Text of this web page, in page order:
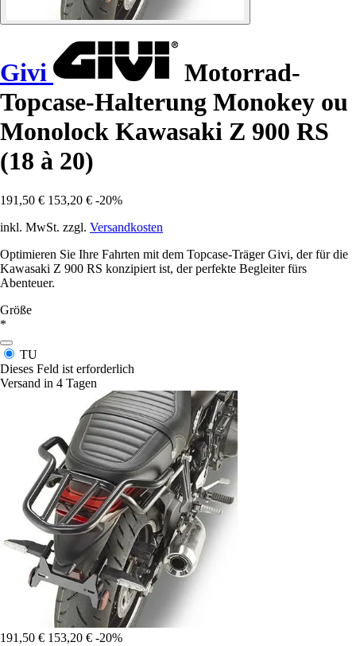
Givi
Motorrad-
Topcase-Halterung Monokey ou
Monolock Kawasaki Z 900 RS
(18 à 20)
191,50 € 153,20 € -20%
inkl. MwSt. zzgl. Versandkosten
Optimieren Sie Ihre Fahrten mit dem Topcase-Träger Givi, der für die
Kawasaki Z 900 RS konzipiert ist, der perfekte Begleiter fürs
Abenteuer.
Größe
*
TU
Dieses Feld ist erforderlich
Versand in 4 Tagen
191,50 € 153,20 € -20%